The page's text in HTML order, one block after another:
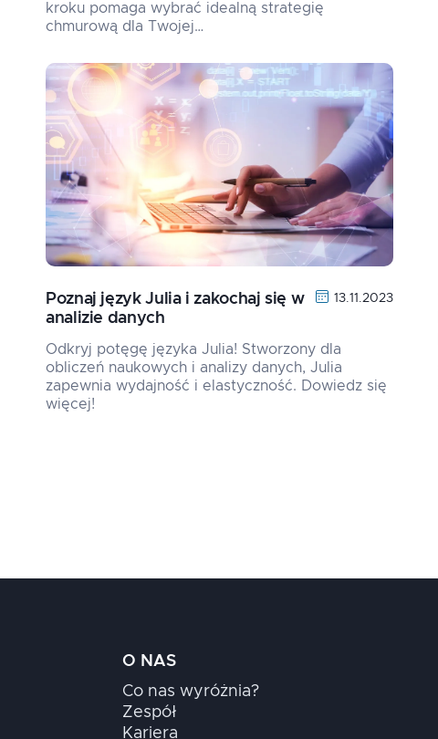
kroku pomaga wybrać idealną strategię
chmurową dla Twojej…
Poznaj język Julia i zakochaj się w
analizie danych
13.11.2023
Odkryj potęgę języka Julia! Stworzony dla
obliczeń naukowych i analizy danych, Julia
zapewnia wydajność i elastyczność. Dowiedz się
więcej!
O NAS
Co nas wyróżnia?
Zespół
Kariera